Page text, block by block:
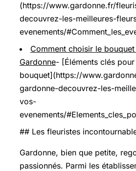
(https://www.gardonne.fr/
decouvrez-les-meilleures-
evenements/
Comment choisir le
Gardonne- [Éléments clés pour
bouquet](https://
gardonne-decouvrez-les-
vos-
evenements/
## Les fleuristes
Gardonne, bien que petite,
passionnés. Parmi les